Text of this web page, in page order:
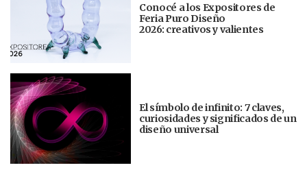
Conocé a los Expositores de
Feria Puro Diseño
2026: creativos y valientes
El símbolo de infinito: 7 claves,
curiosidades y significados de un
diseño universal